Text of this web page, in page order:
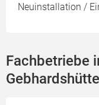
Neuinstallation /
Fachbetriebe
Gebhardshütte